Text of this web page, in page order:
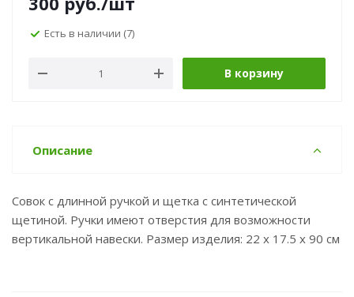
Есть в наличии (7)
В корзину
Описание
Совок с длинной ручкой и щетка с синтетической
щетиной. Ручки имеют отверстия для возможности
вертикальной навески. Размер изделия: 22 х 17.5 х 90 см